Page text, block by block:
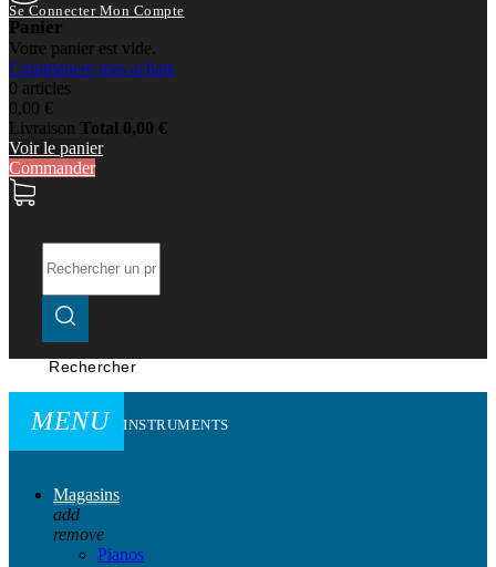
Se Connecter Mon Compte
Panier
Votre panier est vide.
Commencer mes achats
0 articles
0,00 €
Livraison Total 0,00 €
Voir le panier
Commander
Rechercher
MENU INSTRUMENTS
Magasins
add
remove
Pianos